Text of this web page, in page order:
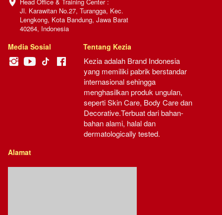
Jl. Karawitan No.27, Turangga, Kec.
Lengkong, Kota Bandung, Jawa Barat
40264, Indonesia
Media Sosial Tentang Kezia
Kezia adalah Brand Indonesia
yang memiliki pabrik berstandar
internasional sehingga
menghasilkan produk ungulan,
seperti Skin Care, Body Care dan
Decorative.Terbuat dari bahan-
bahan alami, halal dan
dermatologically tested.
Alamat